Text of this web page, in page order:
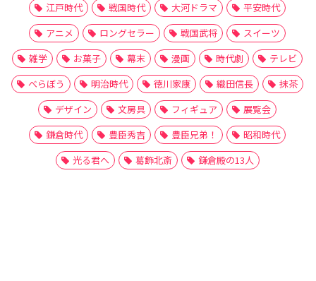
江戸時代 戦国時代 大河ドラマ
平安時代
アニメ
ロングセラー 戦国武将
スイーツ
雑学
お菓子 幕末 漫画 時代劇
テレビ
べらぼう
明治時代 徳川家康 織田信長
抹茶
デザイン
文房具 フィギュア
展覧会
鎌倉時代
豊臣秀吉 豊臣兄弟！
昭和時代
光る君へ
葛飾北斎 鎌倉殿の13人